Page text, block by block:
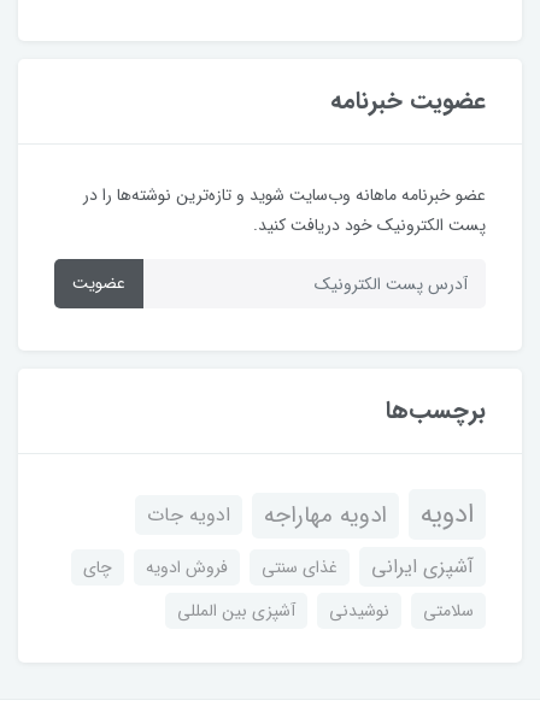
عضویت خبرنامه
عضو خبرنامه ماهانه وب‌سایت شوید و تازه‌ترین نوشته‌ها را در
پست الکترونیک خود دریافت کنید.
عضویت
برچسب‌ها
ادویه ادویه مهاراجه
ادویه جات
آشپزی ایرانی
غذای سنتی فروش ادویه
چای
سلامتی
نوشیدنی آشپزی بین المللی